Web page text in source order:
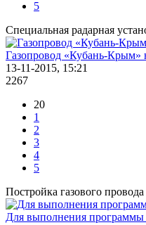
5
Специальная радарная
Газопровод «Кубань-Крым»
13-11-2015, 15:21
2267
20
1
2
3
4
5
Постройка газового
Для выполнения